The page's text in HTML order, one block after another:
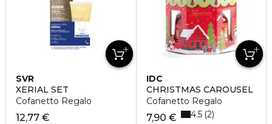
SVR
XERIAL SET
Cofanetto Regalo
12,77 €
IDC
CHRISTMAS CAROUSEL
Cofanetto Regalo
7,90 €
4.5 2